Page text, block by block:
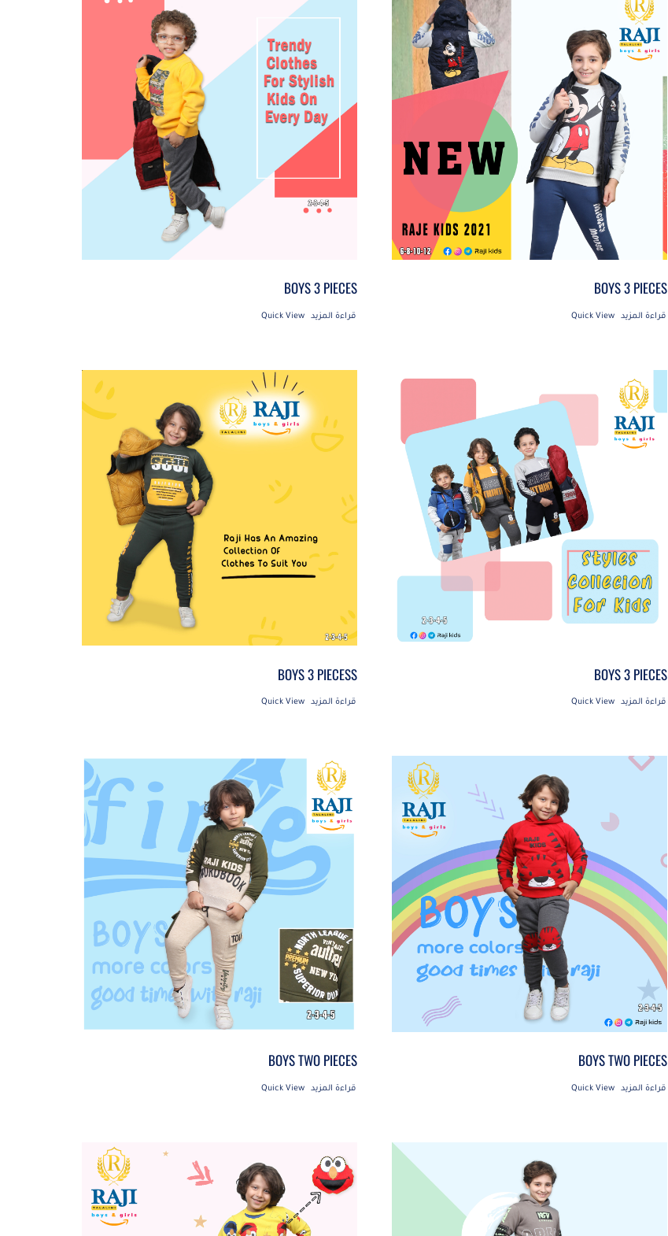
BOYS 3 PIECES
قراءة المزيد Quick View
BOYS 3 PIECES
قراءة المزيد Quick View
BOYS 3 PIECES
قراءة المزيد Quick View
BOYS 3 PIECESS
قراءة المزيد Quick View
BOYS TWO PIECES
قراءة المزيد Quick View
BOYS TWO PIECES
قراءة المزيد Quick View